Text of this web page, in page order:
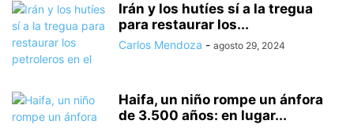
Irán y los hutíes sí a la tregua
para restaurar los...
Carlos Mendoza - agosto 29, 2024
Haifa, un niño rompe un ánfora
de 3.500 años: en lugar...